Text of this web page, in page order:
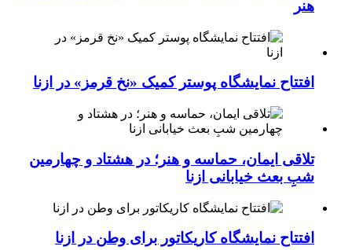
هنر
افتتاح نمایشگاه پوستر کمیک «نخ قرمز» در ازنا
تلاقی ایمان، حماسه و هنر؛ در هشتاد و چهارمین
شبِ بعث خیابانی ازنا
افتتاح نمایشگاه کاریکاتور برای وطن در ازنا